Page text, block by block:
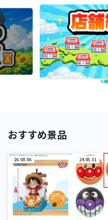
おすすめ景品
26.08.06 24.05.31